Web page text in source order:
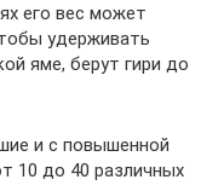
его вес может
удерживать
яме, берут гири до
и с повышенной
10 до 40 различных